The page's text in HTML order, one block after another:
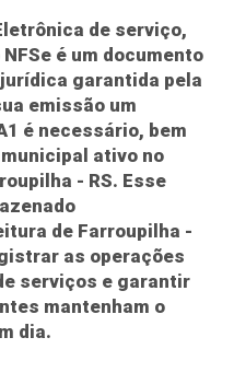
de serviço,
NFSe é um documento
garantida pela
emissão um
é necessário, bem
ativo no
- RS. Esse
de Farroupilha -
as operações
serviços e garantir
mantenham o
dia.